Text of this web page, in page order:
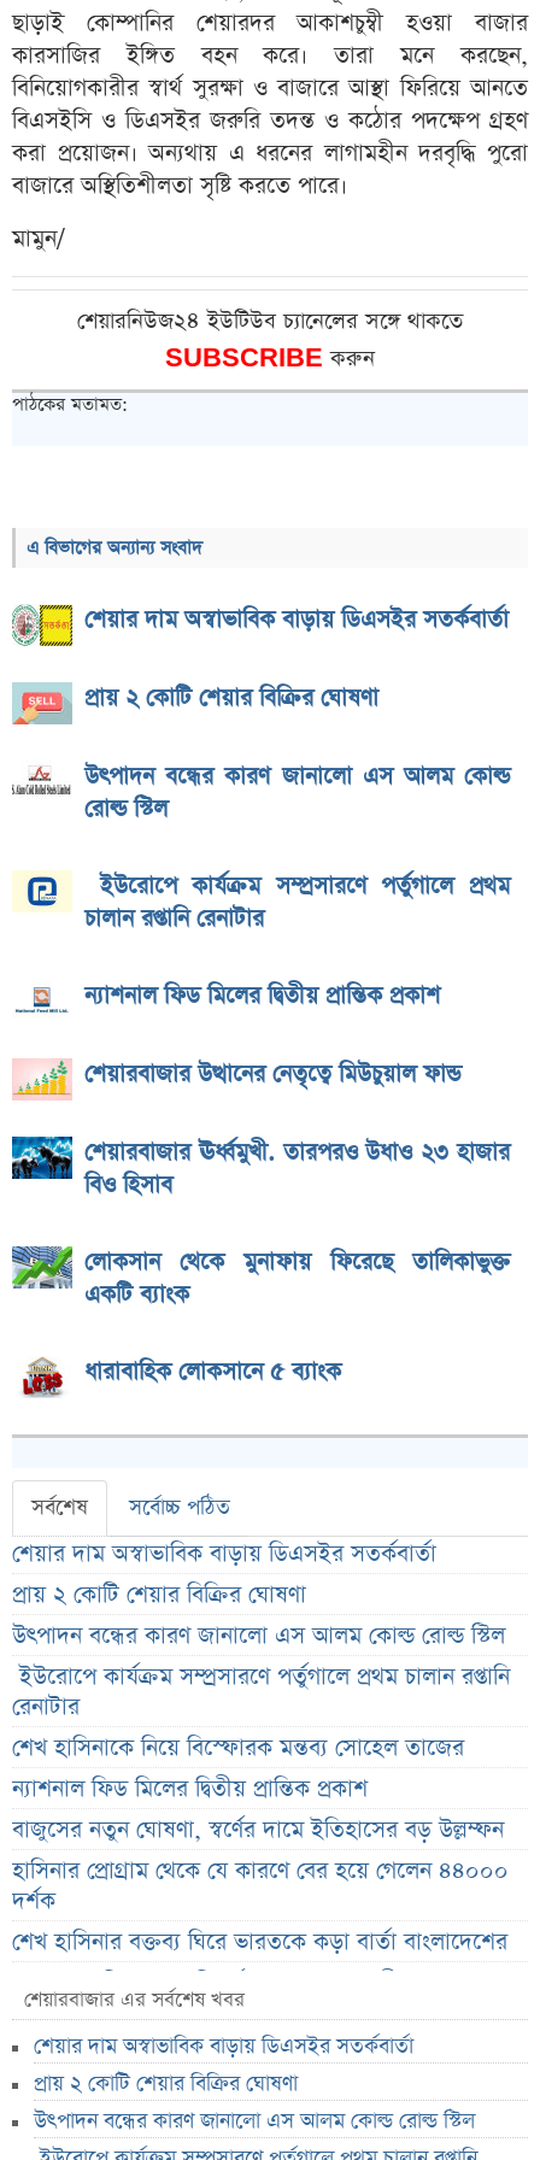
ছাড়াই কোম্পানির শেয়ারদর আকাশচুম্বী হওয়া বাজার
কারসাজির ইঙ্গিত বহন করে। তারা মনে করছেন,
বিনিয়োগকারীর স্বার্থ সুরক্ষা ও বাজারে আস্থা ফিরিয়ে আনতে
বিএসইসি ও ডিএসইর জরুরি তদন্ত ও কঠোর পদক্ষেপ গ্রহণ
করা প্রয়োজন। অন্যথায় এ ধরনের লাগামহীন দরবৃদ্ধি পুরো
বাজারে অস্থিতিশীলতা সৃষ্টি করতে পারে।
মামুন/
শেয়ারনিউজ২৪ ইউটিউব চ্যানেলের সঙ্গে থাকতে
SUBSCRIBEকরুন
পাঠকের মতামত:
এ বিভাগের অন্যান্য সংবাদ
শেয়ার দাম অস্বাভাবিক বাড়ায় ডিএসইর সতর্কবার্তা
প্রায় ২ কোটি শেয়ার বিক্রির ঘোষণা
উৎপাদন বন্ধের কারণ জানালো এস আলম কোল্ড
রোল্ড স্টিল
ইউরোপে কার্যক্রম সম্প্রসারণে পর্তুগালে প্রথম
চালান রপ্তানি রেনাটার
ন্যাশনাল ফিড মিলের দ্বিতীয় প্রান্তিক প্রকাশ
শেয়ারবাজার উত্থানের নেতৃত্বে মিউচুয়াল ফান্ড
শেয়ারবাজার ঊর্ধ্বমুখী. তারপরও উধাও ২৩ হাজার
বিও হিসাব
লোকসান থেকে মুনাফায় ফিরেছে তালিকাভুক্ত
একটি ব্যাংক
ধারাবাহিক লোকসানে ৫ ব্যাংক
সর্বশেষ সর্বোচ্চ পঠিত
শেয়ার দাম অস্বাভাবিক বাড়ায় ডিএসইর সতর্কবার্তা
প্রায় ২ কোটি শেয়ার বিক্রির ঘোষণা
উৎপাদন বন্ধের কারণ জানালো এস আলম কোল্ড রোল্ড স্টিল
ইউরোপে কার্যক্রম সম্প্রসারণে পর্তুগালে প্রথম চালান রপ্তানি
রেনাটার
শেখ হাসিনাকে নিয়ে বিস্ফোরক মন্তব্য সোহেল তাজের
ন্যাশনাল ফিড মিলের দ্বিতীয় প্রান্তিক প্রকাশ
বাজুসের নতুন ঘোষণা, স্বর্ণের দামে ইতিহাসের বড় উল্লম্ফন
হাসিনার প্রোগ্রাম থেকে যে কারণে বের হয়ে গেলেন ৪৪০০০
দর্শক
শেখ হাসিনার বক্তব্য ঘিরে ভারতকে কড়া বার্তা বাংলাদেশের
বাংলাদেশ নিয়ে নতুন বিতর্ক, মুখ খুললেন সজীব ওয়াজেদ জয়
শেয়ারবাজার উত্থানের নেতৃত্বে মিউচুয়াল ফান্ড
শেয়ারবাজার ঊর্ধ্বমুখী. তারপরও উধাও ২৩ হাজার বিও হিসাব
তারেক রহমানকে উদ্দেশ করে ফেসবুকে রহস্যময় প্রশ্ন
এসএসসি ফল নিয়ে বড় সিদ্ধান্ত আসছে বৃহস্পতিবার
শেয়ারবাজার এর সর্বশেষ খবর
শেয়ার দাম অস্বাভাবিক বাড়ায় ডিএসইর সতর্কবার্তা
প্রায় ২ কোটি শেয়ার বিক্রির ঘোষণা
উৎপাদন বন্ধের কারণ জানালো এস আলম কোল্ড রোল্ড স্টিল